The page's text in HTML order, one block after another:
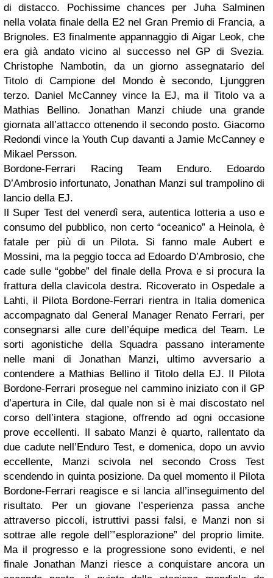
di distacco. Pochissime chances per Juha Salminen
nella volata finale della E2 nel Gran Premio di Francia, a
Brignoles. E3 finalmente appannaggio di Aigar Leok, che
era già andato vicino al successo nel GP di Svezia.
Christophe Nambotin, da un giorno assegnatario del
Titolo di Campione del Mondo è secondo, Ljunggren
terzo. Daniel McCanney vince la EJ, ma il Titolo va a
Mathias Bellino. Jonathan Manzi chiude una grande
giornata all’attacco ottenendo il secondo posto. Giacomo
Redondi vince la Youth Cup davanti a Jamie McCanney e
Mikael Persson.
Bordone-Ferrari Racing Team Enduro. Edoardo
D’Ambrosio infortunato, Jonathan Manzi sul trampolino di
lancio della EJ.
Il Super Test del venerdì sera, autentica lotteria a uso e
consumo del pubblico, non certo “oceanico” a Heinola, è
fatale per più di un Pilota. Si fanno male Aubert e
Mossini, ma la peggio tocca ad Edoardo D’Ambrosio, che
cade sulle “gobbe” del finale della Prova e si procura la
frattura della clavicola destra. Ricoverato in Ospedale a
Lahti, il Pilota Bordone-Ferrari rientra in Italia domenica
accompagnato dal General Manager Renato Ferrari, per
consegnarsi alle cure dell’équipe medica del Team. Le
sorti agonistiche della Squadra passano interamente
nelle mani di Jonathan Manzi, ultimo avversario a
contendere a Mathias Bellino il Titolo della EJ. Il Pilota
Bordone-Ferrari prosegue nel cammino iniziato con il GP
d’apertura in Cile, dal quale non si è mai discostato nel
corso dell’intera stagione, offrendo ad ogni occasione
prove eccellenti. Il sabato Manzi è quarto, rallentato da
due cadute nell’Enduro Test, e domenica, dopo un avvio
eccellente, Manzi scivola nel secondo Cross Test
scendendo in quinta posizione. Da quel momento il Pilota
Bordone-Ferrari reagisce e si lancia all’inseguimento del
risultato. Per un giovane l’esperienza passa anche
attraverso piccoli, istruttivi passi falsi, e Manzi non si
sottrae alle regole dell’”esplorazione” del proprio limite.
Ma il progresso e la progressione sono evidenti, e nel
finale Jonathan Manzi riesce a conquistare ancora un